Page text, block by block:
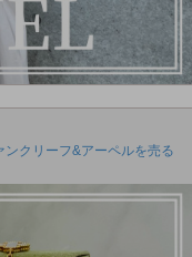
ンクリーフ&アーペルを売る